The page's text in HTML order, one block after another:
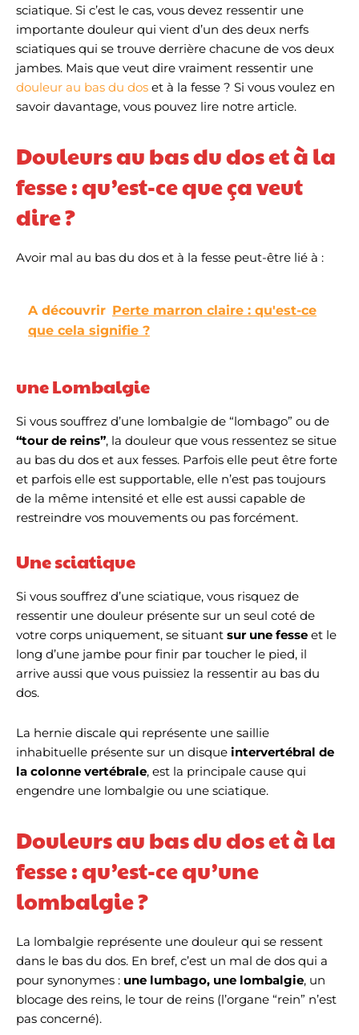
sciatique. Si c’est le cas, vous devez ressentir une
importante douleur qui vient d’un des deux nerfs
sciatiques qui se trouve derrière chacune de vos deux
jambes. Mais que veut dire vraiment ressentir une
douleur au bas du dos et à la fesse ? Si vous voulez en
savoir davantage, vous pouvez lire notre article.
Douleurs au bas du dos et à la
fesse : qu’est-ce que ça veut
dire ?
Avoir mal au bas du dos et à la fesse peut-être lié à :
A découvrir Perte marron claire : qu'est-ce
que cela signifie ?
une Lombalgie
Si vous souffrez d’une lombalgie de “lombago” ou de
“tour de reins”, la douleur que vous ressentez se situe
au bas du dos et aux fesses. Parfois elle peut être forte
et parfois elle est supportable, elle n’est pas toujours
de la même intensité et elle est aussi capable de
restreindre vos mouvements ou pas forcément.
Une sciatique
Si vous souffrez d’une sciatique, vous risquez de
ressentir une douleur présente sur un seul coté de
votre corps uniquement, se situant sur une fesse et le
long d’une jambe pour finir par toucher le pied, il
arrive aussi que vous puissiez la ressentir au bas du
dos.
La hernie discale qui représente une saillie
inhabituelle présente sur un disque intervertébral de
la colonne vertébrale, est la principale cause qui
engendre une lombalgie ou une sciatique.
Douleurs au bas du dos et à la
fesse : qu’est-ce qu’une
lombalgie ?
La lombalgie représente une douleur qui se ressent
dans le bas du dos. En bref, c’est un mal de dos qui a
pour synonymes : une lumbago, une lombalgie, un
blocage des reins, le tour de reins (l’organe “rein” n’est
pas concerné).